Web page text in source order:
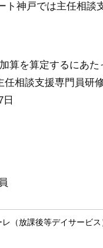
ト神戸では主任相談
算を算定するにあ
相談支援専門員研修
（放課後等デイサービ